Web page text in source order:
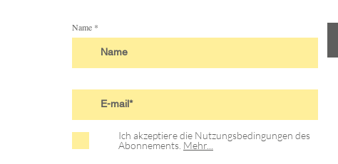
Name
Ich akzeptiere die Nutzungsbedingungen des
Abonnements. Mehr...